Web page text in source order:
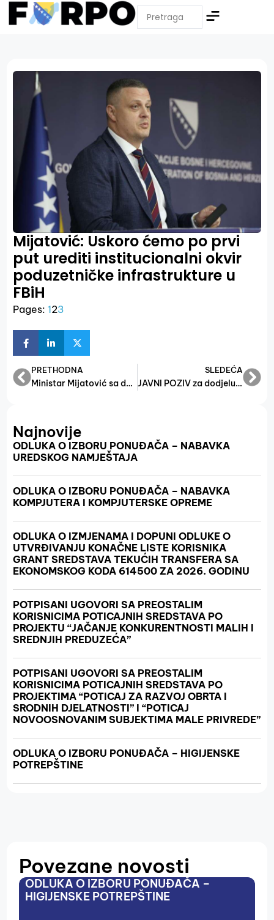
Mijatović: Uskoro ćemo po prvi
put urediti institucionalni okvir
poduzetničke infrastrukture u
FBiH
Pages: 123
PRETHODNA
Ministar Mijatović sa delegacijom turskih privrednika: Vrijeme je da se privredna saradnja konačno konkretizira
SLEDEĆA
JAVNI POZIV za dodjelu sredstava za provođenje mjera energijske efikasnosti
Najnovije
ODLUKA O IZBORU PONUĐAČA – NABAVKA
UREDSKOG NAMJEŠTAJA
ODLUKA O IZBORU PONUĐAČA – NABAVKA
KOMPJUTERA I KOMPJUTERSKE OPREME
ODLUKA O IZMJENAMA I DOPUNI ODLUKE O
UTVRĐIVANJU KONAČNE LISTE KORISNIKA
GRANT SREDSTAVA TEKUĆIH TRANSFERA SA
EKONOMSKOG KODA 614500 ZA 2026. GODINU
POTPISANI UGOVORI SA PREOSTALIM
KORISNICIMA POTICAJNIH SREDSTAVA PO
PROJEKTU “JAČANJE KONKURENTNOSTI MALIH I
SREDNJIH PREDUZEĆA”
POTPISANI UGOVORI SA PREOSTALIM
KORISNICIMA POTICAJNIH SREDSTAVA PO
PROJEKTIMA “POTICAJ ZA RAZVOJ OBRTA I
SRODNIH DJELATNOSTI” I “POTICAJ
NOVOOSNOVANIM SUBJEKTIMA MALE PRIVREDE”
ODLUKA O IZBORU PONUĐAČA – HIGIJENSKE
POTREPŠTINE
Povezane novosti
ODLUKA O IZBORU PONUĐAČA –
HIGIJENSKE POTREPŠTINE